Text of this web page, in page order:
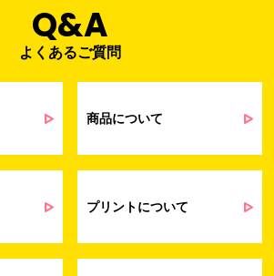
個人情報の利用目的
当社通信販売における受発注業務のため
事業活動における満足度、要望等に関す
るアンケート等の収集・分析・統計のため
せ業務に関するお取引先様との業務連絡や
弊社製品やサービスに関する情報、また
は営業およびマーケティング活動（セミナ
Q&A
よくあるご質問
商品について
プリントについて